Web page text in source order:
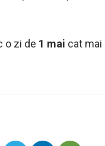
o zi de 1 mai cat